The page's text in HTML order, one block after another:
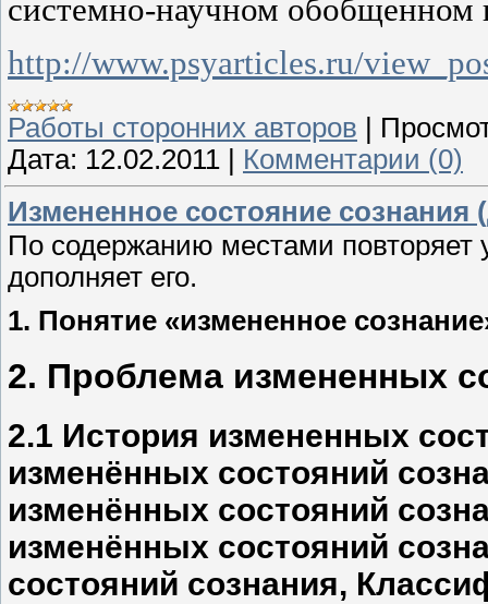
системно-научном
http://www.psyarticles.ru/
Работы сторонних авторов
Дата: 12.02.2011
Комментарии (0)
Измененное состояние сознания
По содержанию местами
дополняет его.
1. Понятие «измененное
2. Проблема измененных
2.1 История измененных
изменённых состояний
изменённых состояний
изменённых состояний
состояний сознания,